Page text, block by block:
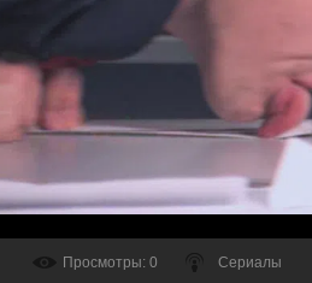
Просмотры: 0 Сериалы